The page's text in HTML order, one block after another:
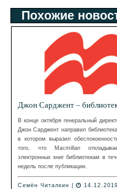
Похожие
Джон Сарджент –
В конце октября генеральный
Джон Сарджент направил
в котором выразил
того, что Macmillan
электронных книг библиотекам в
недель после публикации.
Семён Читалкин